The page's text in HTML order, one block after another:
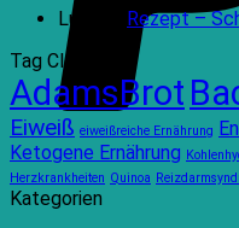
Luna
Rezept –
Tag Cloud
AdamsBrot
Eiweiß eiweißreiche Ernährung
Ketogene Ernährung
Herzkrankheiten Quinoa
Kategorien